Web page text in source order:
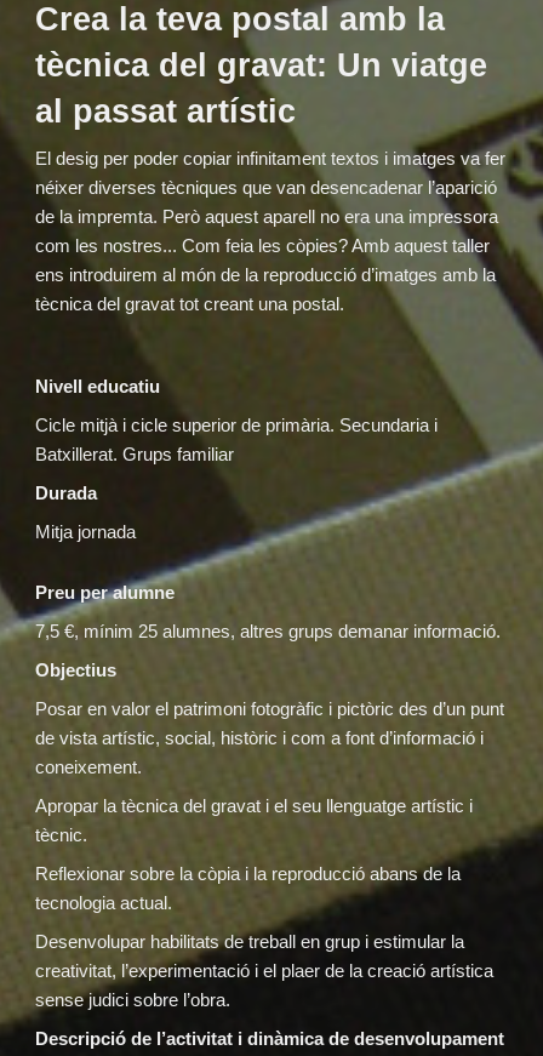
Crea la teva postal amb la
tècnica del gravat: Un viatge
al passat artístic
El desig per poder copiar infinitament textos i imatges va fer
néixer diverses tècniques que van desencadenar l’aparició
de la impremta. Però aquest aparell no era una impressora
com les nostres... Com feia les còpies? Amb aquest taller
ens introduirem al món de la reproducció d’imatges amb la
tècnica del gravat tot creant una postal.
Nivell educatiu
Cicle mitjà i cicle superior de primària. Secundaria i
Batxillerat. Grups familiar
Durada
Mitja jornada
Preu per alumne
7,5 €, mínim 25 alumnes, altres grups demanar informació.
Objectius
Posar en valor el patrimoni fotogràfic i pictòric des d’un punt
de vista artístic, social, històric i com a font d’informació i
coneixement.
Apropar la tècnica del gravat i el seu llenguatge artístic i
tècnic.
Reflexionar sobre la còpia i la reproducció abans de la
tecnologia actual.
Desenvolupar habilitats de treball en grup i estimular la
creativitat, l’experimentació i el plaer de la creació artística
sense judici sobre l’obra.
Descripció de l’activitat i dinàmica de desenvolupament